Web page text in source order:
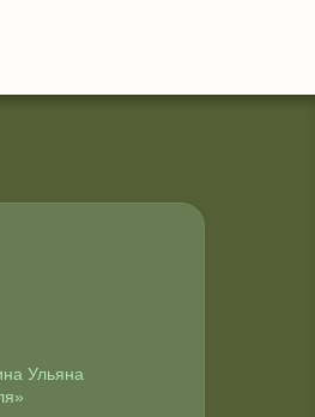
Ульяна